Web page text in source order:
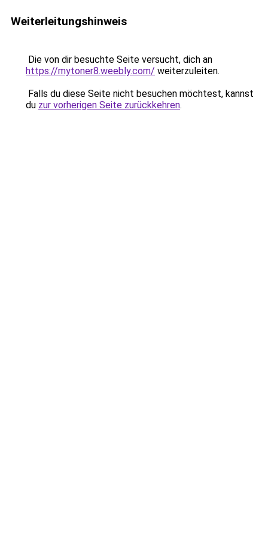
Weiterleitungshinweis
Die von dir besuchte Seite versucht, dich an
https://mytoner8.weebly.com/ weiterzuleiten.
Falls du diese Seite nicht besuchen möchtest, kannst
du zur vorherigen Seite zurückkehren.